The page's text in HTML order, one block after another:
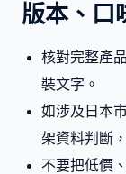
版本、口
核對完整產
裝文字。
如涉及日本
架資料判斷
不要把低價